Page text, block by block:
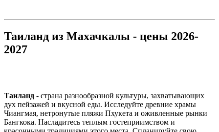
Таиланд из Махачкалы - цены 2026-
2027
Таиланд - страна разнообразной культуры, захватывающих
дух пейзажей и вкусной еды. Исследуйте древние храмы
Чиангмая, нетронутые пляжи Пхукета и оживленные рынки
Бангкока. Насладитесь теплым гостеприимством и